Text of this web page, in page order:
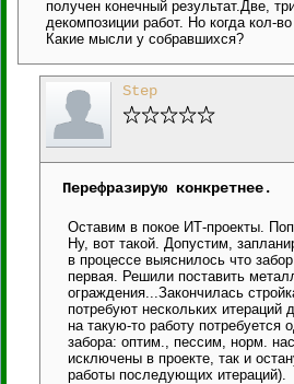
получен конечный результат.Две,
декомпозиции работ. Но когда кол-
Какие мысли у собравшихся?
Step
Перефразирую конкретнее.
Оставим в покое ИТ-проекты.
Ну, вот такой. Допустим,
в процессе выяснилось что
первая. Решили поставить
ограждения...Закончилась
потребуют нескольких итераций
на такую-то работу потребуется
забора: оптим., пессим, норм.
исключены в проекте, так и
работы последующих итераций).